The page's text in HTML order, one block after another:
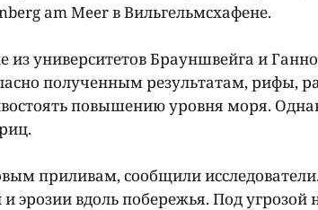
am Meer в Вильгельмсхафене.
из университетов Брауншвейга и
полученным результатам, рифы,
повышению уровня моря.
приливам, сообщили
эрозии вдоль побережья. Под угрозой